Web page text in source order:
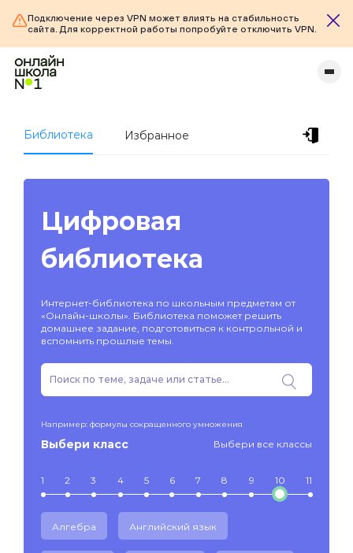
Подключение через VPN может влиять на стабильность
сайта. Для корректной работы попробуйте отключить VPN.
Библиотека Избранное
Цифровая
библиотека
Интернет-библиотека по школьным предметам от
«Онлайн-школы». Библиотека поможет решить
домашнее задание, подготовиться к контрольной и
вспомнить прошлые темы.
Например: формулы сокращенного умножения
Выбери класс Выбери все классы
1 2 3 4 5 6 7 8 9 10 11
Алгебра Английский язык